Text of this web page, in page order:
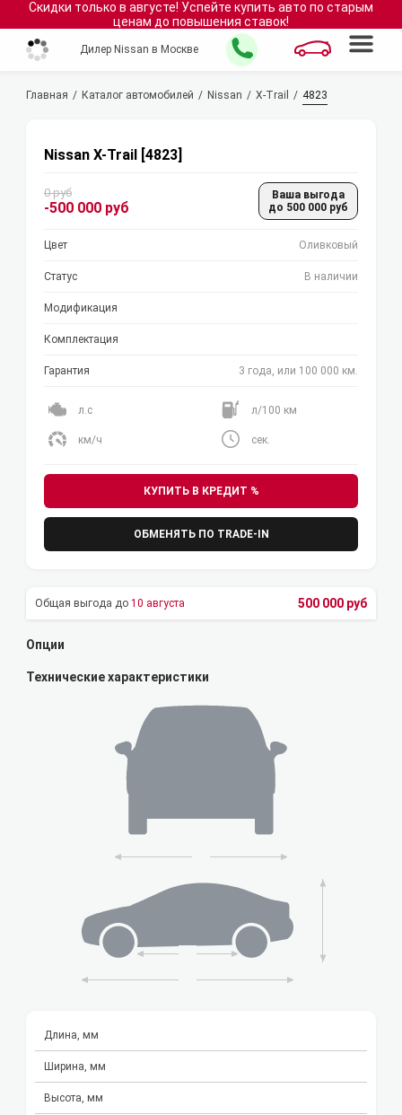
Скидки только в августе! Успейте купить авто по старым
ценам до повышения ставок!
Дилер Nissan в Москве
Главная Каталог автомобилей Nissan X-Trail 4823
Nissan X-Trail [4823]
0 руб
-500 000 руб
Ваша выгода
до 500 000 руб
Цвет Оливковый
Статус В наличии
Модификация
Комплектация
Гарантия 3 года, или 100 000 км.
л.с л/100 км
км/ч сек.
КУПИТЬ В КРЕДИТ %
ОБМЕНЯТЬ ПО TRADE-IN
10 августа 500 000 руб
Опции
Технические характеристики
Длина, мм
Ширина, мм
Высота, мм